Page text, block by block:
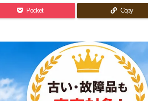
Pocket Copy